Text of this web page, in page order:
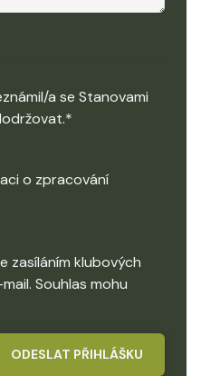
a se Stanovami
o zpracování
zasíláním klubových
Souhlas mohu
ODESLAT PŘIHLÁŠKU